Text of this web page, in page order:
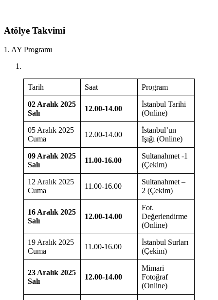
Atölye Takvimi
1. AY Programı
Tarih Saat Program
02 Aralık 2025
Salı
12.00-14.00
İstanbul Tarihi
(Online)
05 Aralık 2025
Cuma
12.00-14.00
İstanbul’un
Işığı (Online)
09 Aralık 2025
Salı
11.00-16.00
Sultanahmet -1
(Çekim)
12 Aralık 2025
Cuma
11.00-16.00
Sultanahmet –
2 (Çekim)
16 Aralık 2025
Salı
12.00-14.00
Fot.
Değerlendirme
(Online)
19 Aralık 2025
Cuma
11.00-16.00
İstanbul Surları
(Çekim)
23 Aralık 2025
Salı
12.00-14.00
Mimari
Fotoğraf
(Online)